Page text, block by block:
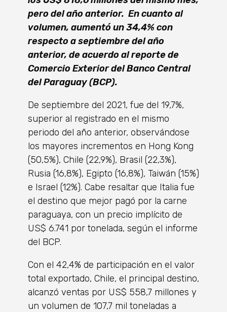
pero del año anterior. En cuanto al
volumen, aumentó un 34,4% con
respecto a septiembre del año
anterior, de acuerdo al reporte de
Comercio Exterior del Banco Central
del Paraguay (BCP).
De septiembre del 2021, fue del 19,7%,
superior al registrado en el mismo
periodo del año anterior, observándose
los mayores incrementos en Hong Kong
(50,5%), Chile (22,9%), Brasil (22,3%),
Rusia (16,8%), Egipto (16,8%), Taiwán (15%)
e Israel (12%). Cabe resaltar que Italia fue
el destino que mejor pagó por la carne
paraguaya, con un precio implícito de
US$ 6.741 por tonelada, según el informe
del BCP.
Con el 42,4% de participación en el valor
total exportado, Chile, el principal destino,
alcanzó ventas por US$ 558,7 millones y
un volumen de 107,7 mil toneladas a